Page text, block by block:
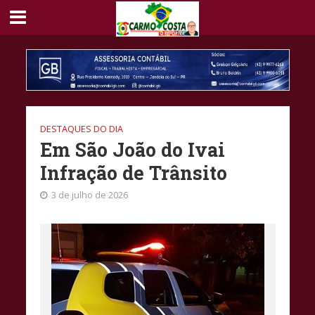
DESTAQUES DO DIA
Em São João do Ivai
Infração de Trânsito
3 de julho de 2026